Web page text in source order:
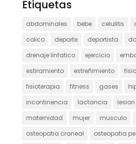
Etiquetas
abdominales bebe celulitis
colico
deporte deportista
drenaje linfatico
ejercicio
estiramiento
estreñimiento
fisioterapia
fitness gases
incontinencia
lactancia lesion
maternidad
mujer musculo
osteopatia craneal
osteopatia